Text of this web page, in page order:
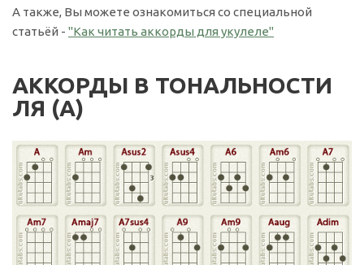
А также, Вы можете ознакомиться со специальной
статьёй - "Как читать аккорды для укулеле"
АККОРДЫ В ТОНАЛЬНОСТИ
ЛЯ (A)